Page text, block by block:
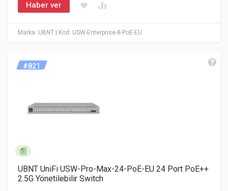
Marka: UBNT | Kod: USW-Enterprise-8-PoE-EU
Haber ver
#821
UBNT UniFi USW-Pro-Max-24-PoE-EU 24 Port PoE++
2.5G Yönetilebilir Switch